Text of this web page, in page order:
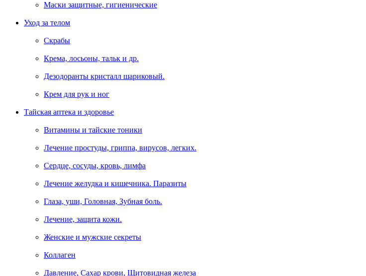
Маски защитные, гигиенические
Уход за телом
Скрабы
Крема, лосьоны, тальк и др.
Дезодоранты кристалл шариковый.
Крем для рук и ног
Тайская аптека и здоровье
Витамины и тайские тоники
Лечение простуды, гриппа, вирусов, легких.
Сердце, сосуды, кровь, лимфа
Лечение желудка и кишечника. Паразиты
Глаза, уши, Головная, Зубная боль.
Лечение, защита кожи.
Женские и мужские секреты
Коллаген
Давление, Сахар крови, Щитовидная железа